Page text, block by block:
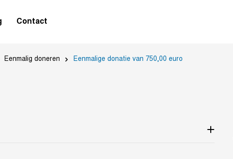
Contact
Eenmalig doneren Eenmalige donatie van 750,00 euro